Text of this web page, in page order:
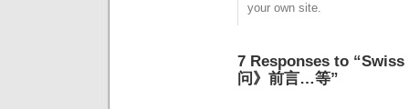
your own site.
7 Responses to “Swiss
问》前言…等”